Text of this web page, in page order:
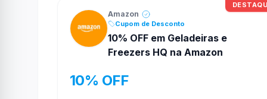
Amazon
Cupom de Desconto
10% OFF em Geladeiras e
Freezers HQ na Amazon
10% OFF